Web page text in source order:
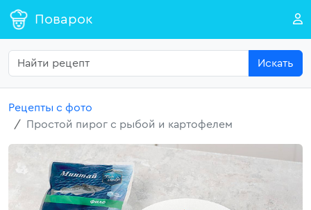
Поварок
Искать
Рецепты с фото
Простой пирог с рыбой и картофелем